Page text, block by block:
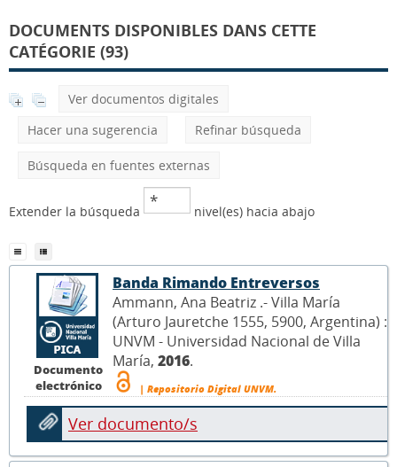
DOCUMENTS DISPONIBLES DANS CETTE
CATÉGORIE (93)
Ver documentos digitales
Hacer una sugerencia
Refinar búsqueda
Búsqueda en fuentes externas
Extender la búsqueda nivel(es) hacia abajo
Documento
electrónico
Banda Rimando Entreversos
Ammann, Ana Beatriz .- Villa María
(Arturo Jauretche 1555, 5900, Argentina) :
UNVM - Universidad Nacional de Villa
María, 2016.
| Repositorio Digital UNVM.
Ver documento/s